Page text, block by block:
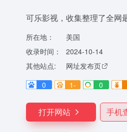
可乐影视，收集整理了全网
所在地：
美国
收录时间：
2024-10-14
其他站点:
网址发布页
0
1- 0
打开网站 手机